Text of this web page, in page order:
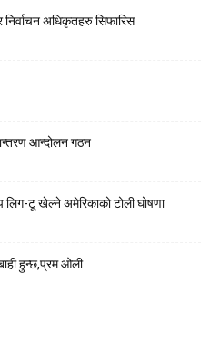
अधिकृतहरु सिफारिस
आन्दोलन गठन
टू खेल्ने अमेरिकाको टोली घोषणा
हुन्छ,प्रम ओली